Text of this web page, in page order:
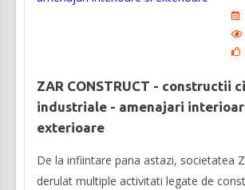
ZAR CONSTRUCT - constructii
industriale - amenajari
exterioare
De la infiintare pana astazi, societatea
derulat multiple activitati legate de